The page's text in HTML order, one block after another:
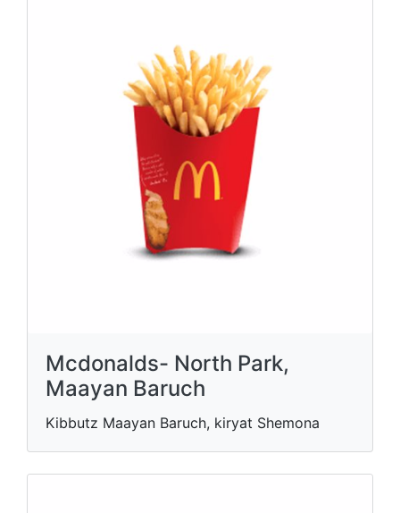
Mcdonalds- North Park,
Maayan Baruch
Kibbutz Maayan Baruch, kiryat Shemona